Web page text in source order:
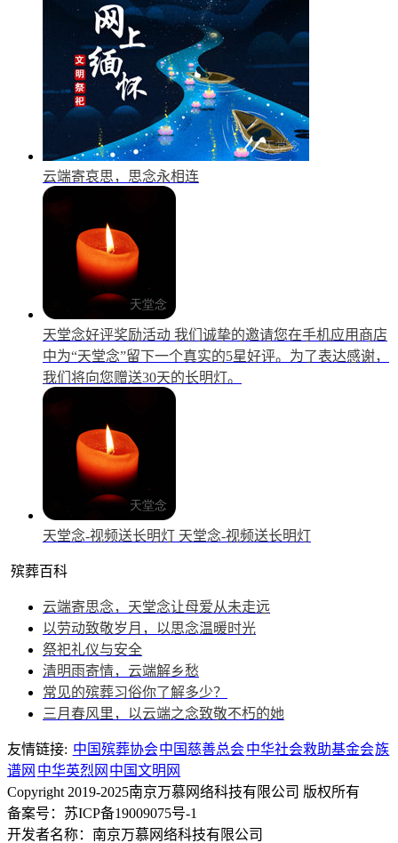
云端寄哀思，思念永相连
天堂念好评奖励活动 我们诚挚的邀请您在手机应用商店
中为“天堂念”留下一个真实的5星好评。为了表达感谢，
我们将向您赠送30天的长明灯。
天堂念-视频送长明灯 天堂念-视频送长明灯
殡葬百科
云端寄思念，天堂念让母爱从未走远
以劳动致敬岁月，以思念温暖时光
祭祀礼仪与安全
清明雨寄情，云端解乡愁
常见的殡葬习俗你了解多少？
三月春风里，以云端之念致敬不朽的她
友情链接: 中国殡葬协会中国慈善总会中华社会救助基金会族
谱网 中华英烈网 中国文明网
Copyright 2019-2025南京万慕网络科技有限公司 版权所有
备案号：苏ICP备19009075号-1
开发者名称：南京万慕网络科技有限公司